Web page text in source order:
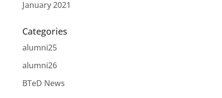
January 2021
Categories
alumni25
alumni26
BTeD News